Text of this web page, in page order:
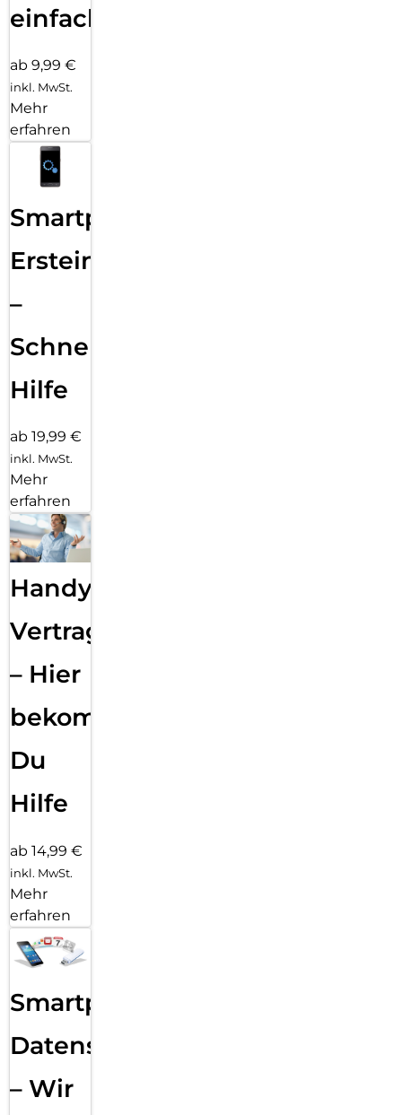
einfach
ab 9,99 €
inkl. MwSt.
Mehr
erfahren
Smartphone
Ersteinrichtung
–
Schnelle
Hilfe
ab 19,99 €
inkl. MwSt.
Mehr
erfahren
Handy
Vertragsabwicklung
– Hier
bekommst
Du
Hilfe
ab 14,99 €
inkl. MwSt.
Mehr
erfahren
Smartphone
Datensicherung
– Wir